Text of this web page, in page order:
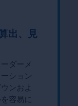
出、見
ダーメ
ション
ンおよ
容易に